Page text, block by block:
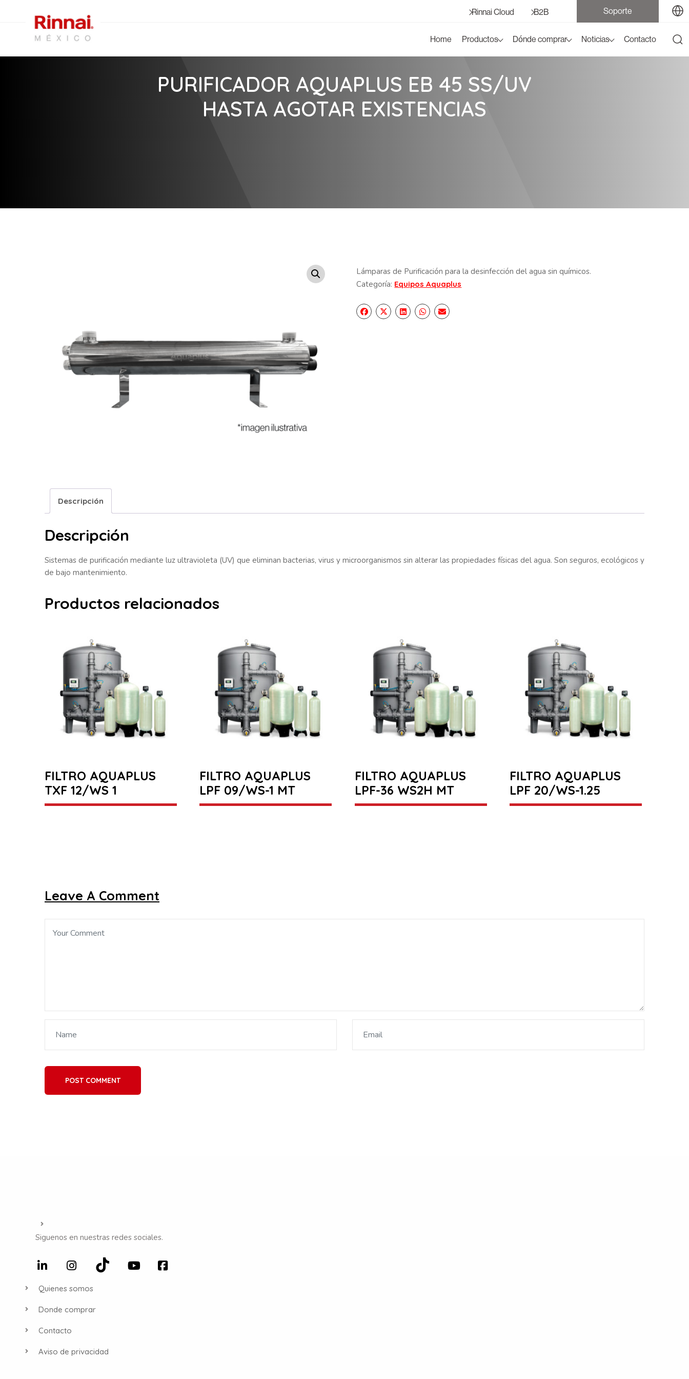
Rinnai Cloud B2B Soporte
Home Productos Dónde comprar Noticias Contacto
PURIFICADOR AQUAPLUS EB 45 SS/UV
HASTA AGOTAR EXISTENCIAS
Lámparas de Purificación para la desinfección del agua sin químicos.
Categoría: Equipos Aquaplus
Descripción
Descripción
Sistemas de purificación mediante luz ultravioleta (UV) que eliminan bacterias, virus y microorganismos sin alterar las propiedades físicas del agua. Son seguros, ecológicos y
de bajo mantenimiento.
Productos relacionados
FILTRO AQUAPLUS
TXF 12/WS 1
FILTRO AQUAPLUS
LPF 09/WS-1 MT
FILTRO AQUAPLUS
LPF-36 WS2H MT
FILTRO AQUAPLUS
LPF 20/WS-1.25
Leave A Comment
POST COMMENT
Siguenos en nuestras redes sociales.
Quienes somos
Donde comprar
Contacto
Aviso de privacidad